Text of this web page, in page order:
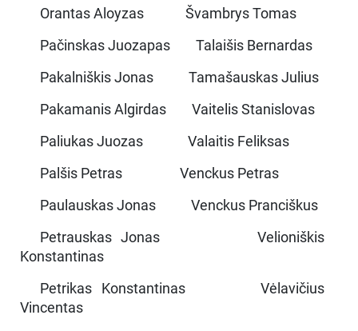
Orantas Aloyzas Švambrys Tomas
Pačinskas Juozapas Talaišis Bernardas
Pakalniškis Jonas Tamašauskas Julius
Pakamanis Algirdas Vaitelis Stanislovas
Paliukas Juozas Valaitis Feliksas
Palšis Petras Venckus Petras
Paulauskas Jonas Venckus Pranciškus
Petrauskas Jonas Velioniškis
Konstantinas
Petrikas Konstantinas Vėlavičius
Vincentas